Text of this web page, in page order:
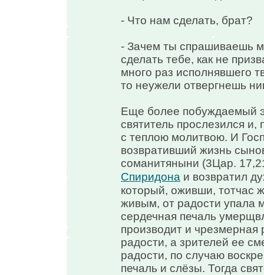
- Что нам сделать, брат?
- Зачем ты спрашиваешь
сделать тебе, как не
много раз исполнявшего
то неужели отвергнешь
Еще более побуждаемый
святитель прослезился и,
с теплою молитвою. И
возвративший жизнь
соманитяныни (3Цар.
Спиридона и возвратил
который, оживши, тотчас
живым, от радости упала
сердечная печаль
производит и
радости, а зрителей ее
радости, по случаю
печаль и слёзы. Тогда